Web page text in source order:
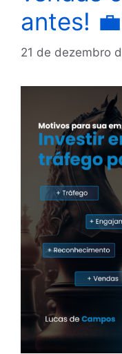
antes!
21 de dezembro